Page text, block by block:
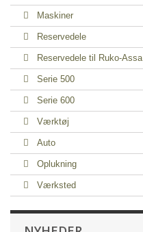
Maskiner
Reservedele
Reservedele til Ruko-Assa
Serie 500
Serie 600
Værktøj
Auto
Oplukning
Værksted